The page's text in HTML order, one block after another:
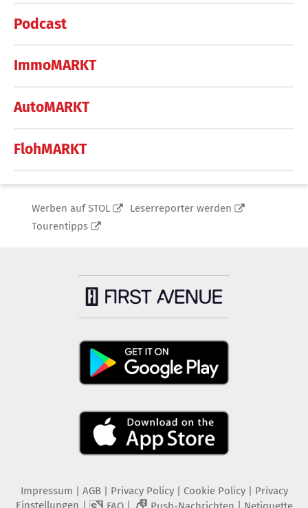
Podcast
ImmoMARKT
AutoMARKT
FlohMARKT
Werben auf STOL
Leserreporter werden
Tourentipps
Impressum AGB Privacy Policy| Cookie Policy| Privacy
Einstellungen
| 2